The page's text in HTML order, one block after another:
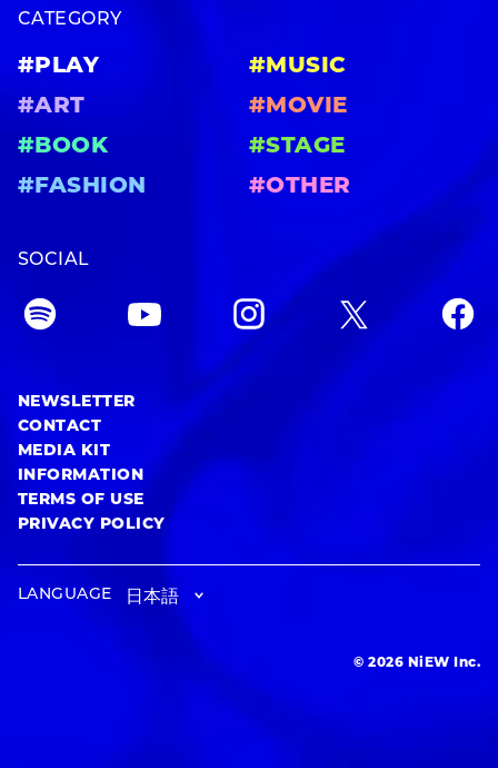
CATEGORY
#PLAY
#MUSIC
#ART
#MOVIE
#BOOK
#STAGE
#FASHION
#OTHER
SOCIAL
NEWSLETTER
CONTACT
MEDIA KIT
INFORMATION
TERMS OF USE
PRIVACY POLICY
LANGUAGE
© 2026 NiEW Inc.